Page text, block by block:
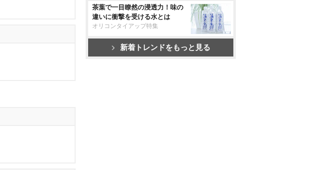
茶葉で一目瞭然の浸透力！味の
違いに衝撃を受ける水とは
オリコンタイアップ特集
新着トレンドをもっと見る